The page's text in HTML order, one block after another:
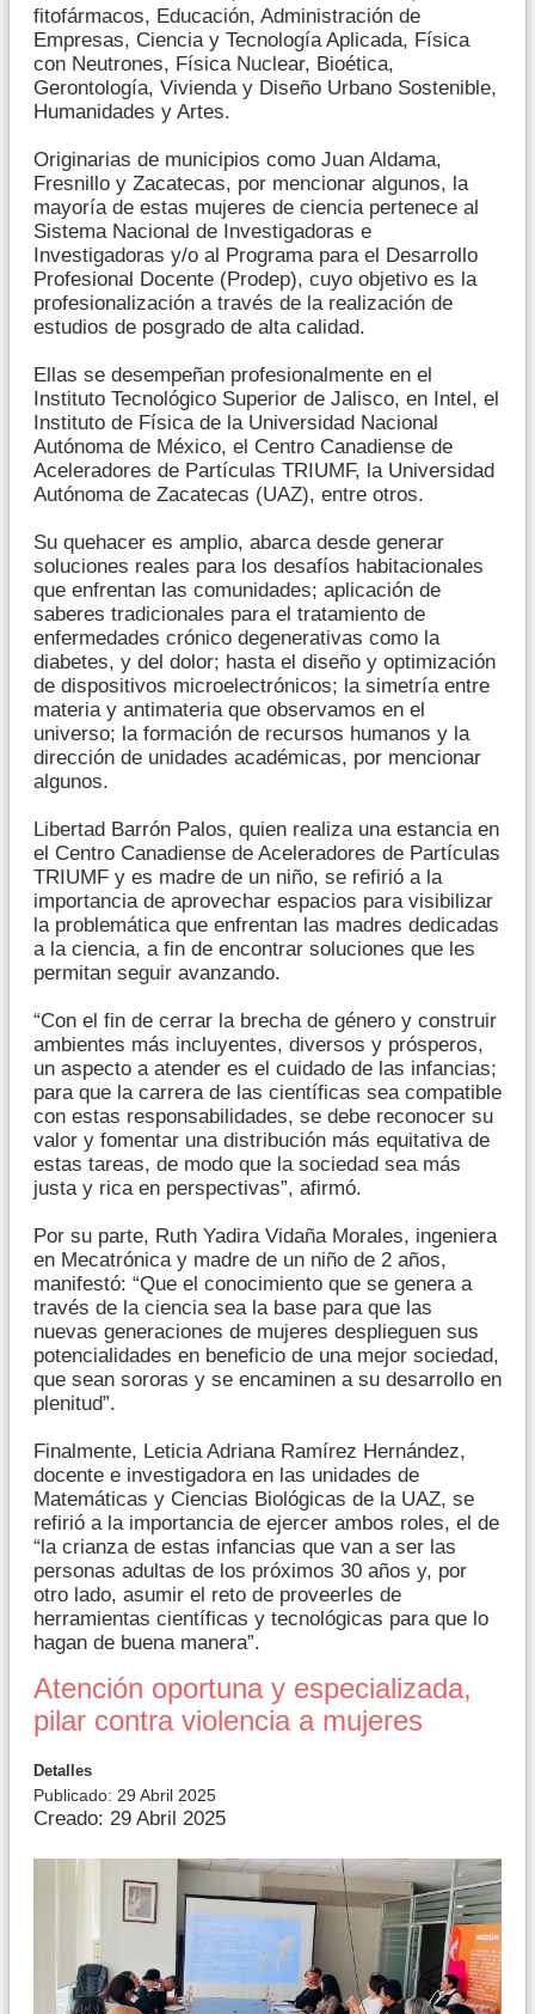
fitofármacos, Educación, Administración de
Empresas, Ciencia y Tecnología Aplicada, Física
con Neutrones, Física Nuclear, Bioética,
Gerontología, Vivienda y Diseño Urbano Sostenible,
Humanidades y Artes.
Originarias de municipios como Juan Aldama,
Fresnillo y Zacatecas, por mencionar algunos, la
mayoría de estas mujeres de ciencia pertenece al
Sistema Nacional de Investigadoras e
Investigadoras y/o al Programa para el Desarrollo
Profesional Docente (Prodep), cuyo objetivo es la
profesionalización a través de la realización de
estudios de posgrado de alta calidad.
Ellas se desempeñan profesionalmente en el
Instituto Tecnológico Superior de Jalisco, en Intel, el
Instituto de Física de la Universidad Nacional
Autónoma de México, el Centro Canadiense de
Aceleradores de Partículas TRIUMF, la Universidad
Autónoma de Zacatecas (UAZ), entre otros.
Su quehacer es amplio, abarca desde generar
soluciones reales para los desafíos habitacionales
que enfrentan las comunidades; aplicación de
saberes tradicionales para el tratamiento de
enfermedades crónico degenerativas como la
diabetes, y del dolor; hasta el diseño y optimización
de dispositivos microelectrónicos; la simetría entre
materia y antimateria que observamos en el
universo; la formación de recursos humanos y la
dirección de unidades académicas, por mencionar
algunos.
Libertad Barrón Palos, quien realiza una estancia en
el Centro Canadiense de Aceleradores de Partículas
TRIUMF y es madre de un niño, se refirió a la
importancia de aprovechar espacios para visibilizar
la problemática que enfrentan las madres dedicadas
a la ciencia, a fin de encontrar soluciones que les
permitan seguir avanzando.
“Con el fin de cerrar la brecha de género y construir
ambientes más incluyentes, diversos y prósperos,
un aspecto a atender es el cuidado de las infancias;
para que la carrera de las científicas sea compatible
con estas responsabilidades, se debe reconocer su
valor y fomentar una distribución más equitativa de
estas tareas, de modo que la sociedad sea más
justa y rica en perspectivas”, afirmó.
Por su parte, Ruth Yadira Vidaña Morales, ingeniera
en Mecatrónica y madre de un niño de 2 años,
manifestó: “Que el conocimiento que se genera a
través de la ciencia sea la base para que las
nuevas generaciones de mujeres desplieguen sus
potencialidades en beneficio de una mejor sociedad,
que sean sororas y se encaminen a su desarrollo en
plenitud”.
Finalmente, Leticia Adriana Ramírez Hernández,
docente e investigadora en las unidades de
Matemáticas y Ciencias Biológicas de la UAZ, se
refirió a la importancia de ejercer ambos roles, el de
“la crianza de estas infancias que van a ser las
personas adultas de los próximos 30 años y, por
otro lado, asumir el reto de proveerles de
herramientas científicas y tecnológicas para que lo
hagan de buena manera”.
Atención oportuna y especializada,
pilar contra violencia a mujeres
Detalles
Publicado: 29 Abril 2025
Creado: 29 Abril 2025